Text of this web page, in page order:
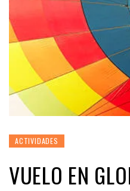
ACTIVIDADES
VUELO EN